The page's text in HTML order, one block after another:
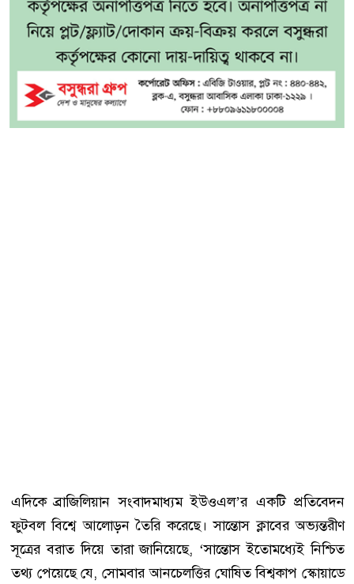
এদিকে ব্রাজিলিয়ান সংবাদমাধ্যম ইউওএল’র একটি প্রতিবেদন
ফুটবল বিশ্বে আলোড়ন তৈরি করেছে। সান্তোস ক্লাবের অভ্যন্তরীণ
সূত্রের বরাত দিয়ে তারা জানিয়েছে, ‘সান্তোস ইতোমধ্যেই নিশ্চিত
তথ্য পেয়েছে যে, সোমবার আনচেলত্তির ঘোষিত বিশ্বকাপ স্কোয়াডে